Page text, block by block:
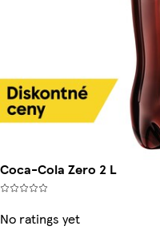
Coca-Cola Zero 2 L
No ratings yet